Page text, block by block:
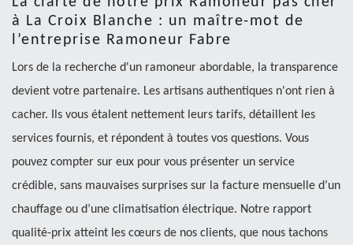
à La Croix Blanche : un maître-mot de
l’entreprise Ramoneur Fabre
Lors de la recherche d'un ramoneur abordable, la transparence
devient votre partenaire. Les artisans authentiques n'ont rien à
cacher. Ils vous étalent nettement leurs tarifs, détaillent les
services fournis, et répondent à toutes vos questions. Vous
pouvez compter sur eux pour vous présenter un service
crédible, sans mauvaises surprises sur la facture mensuelle d’un
chauffage ou d’une climatisation électrique. Notre rapport
qualité-prix atteint les cœurs de nos clients, que nous tachons